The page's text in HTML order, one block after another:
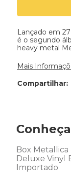
Lançado em
é o segundo
heavy metal
Mais
Compartilhar
Box Metallica
Deluxe Vinyl
Importado